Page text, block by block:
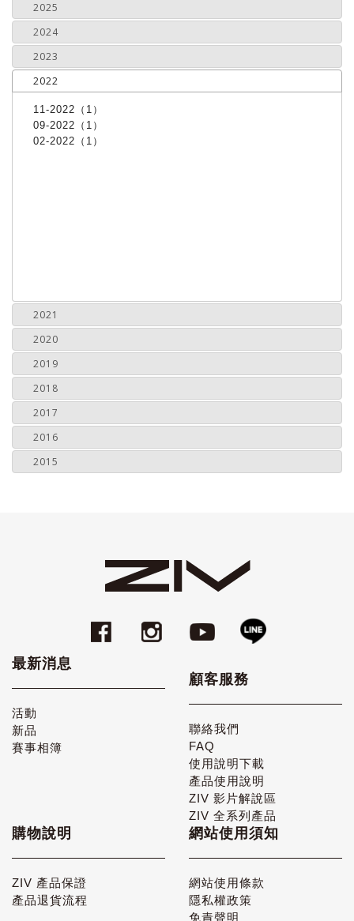
2025
2024
2023
2022
11-2022（1）
09-2022（1）
02-2022（1）
2021
2020
2019
2018
2017
2016
2015
最新消息
活動
新品
賽事相簿
顧客服務
聯絡我們
FAQ
使用說明下載
產品使用說明
ZIV 影片解說區
ZIV 全系列產品
購物說明
ZIV 產品保證
產品退貨流程
網站使用須知
網站使用條款
隱私權政策
免責聲明